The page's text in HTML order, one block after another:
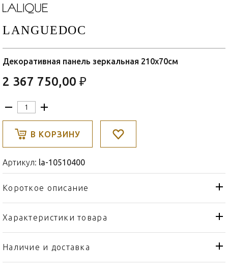
LANGUEDOC
Декоративная панель зеркальная 210x70см
2 367 750,00 ₽
В КОРЗИНУ
Артикул: la-10510400
Короткое описание
Характеристики товара
Тип товара
Декоративная панель
Бренд
Коллекция
Languedoc
Наличие и доставка